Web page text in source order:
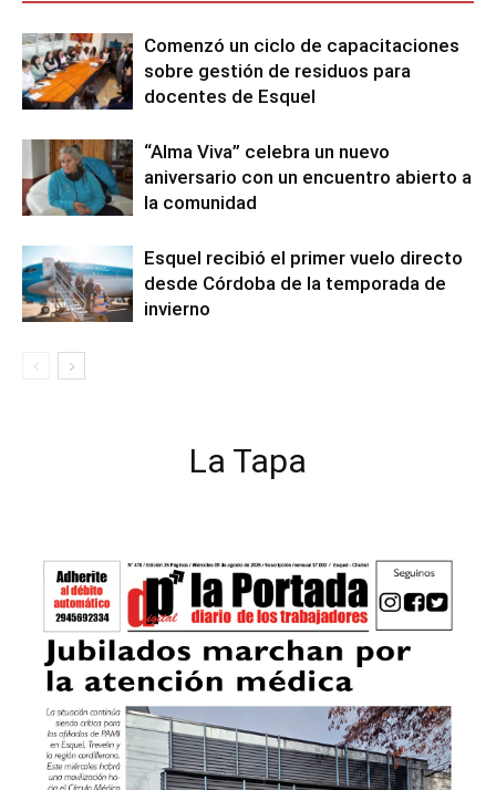
Comenzó un ciclo de capacitaciones
sobre gestión de residuos para
docentes de Esquel
“Alma Viva” celebra un nuevo
aniversario con un encuentro abierto a
la comunidad
Esquel recibió el primer vuelo directo
desde Córdoba de la temporada de
invierno
La Tapa